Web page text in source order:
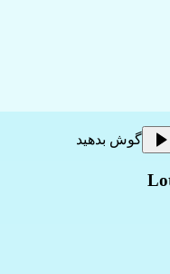
گوش بدهید